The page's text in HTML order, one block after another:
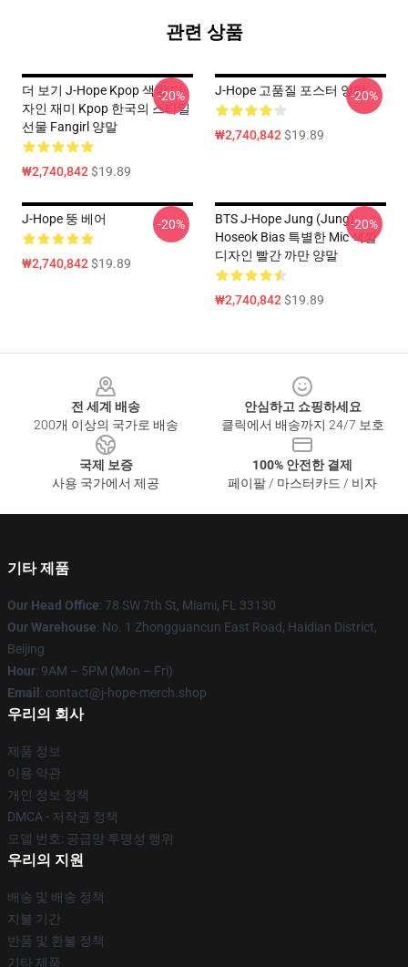
관련 상품
더 보기 J-Hope Kpop 색깔 디
자인 재미 Kpop 한국의 스타일
선물 Fangirl 양말
₩2,740,842$19.89
-20% J-Hope 고품질 포스터 양말
₩2,740,842$19.89
-20%
J-Hope 뚱 베어
₩2,740,842$19.89
-20%
BTS J-Hope Jung (Jung)
Hoseok Bias 특별한 Mic 색깔
디자인 빨간 까만 양말
₩2,740,842$19.89
-20%
전 세계 배송
200개 이상의 국가로 배송
안심하고 쇼핑하세요
클릭에서 배송까지 24/7 보호
국제 보증
사용 국가에서 제공
100% 안전한 결제
페이팔 / 마스터카드 / 비자
기타 제품
Our Head Office: 78 SW 7th St, Miami, FL 33130
Our Warehouse: No. 1 Zhongguancun East Road, Haidian District,
Beijing
Hour: 9AM – 5PM (Mon – Fri)
Email : contact@j-hope-merch.shop
우리의 회사
제품 정보
이용 약관
개인 정보 정책
DMCA - 저작권 정책
모델 번호: 공급망 투명성 행위
우리의 지원
배송 및 배송 정책
지불 기간
반품 및 환불 정책
기타 제품